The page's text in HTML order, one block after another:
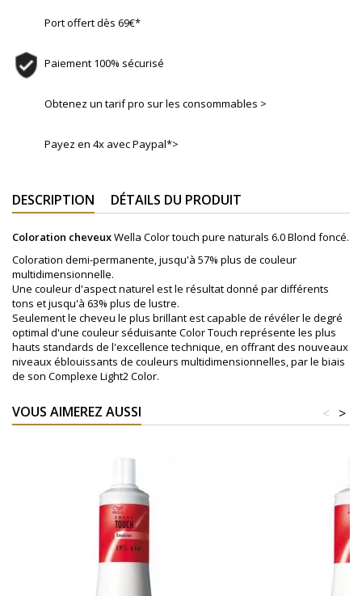
Port offert dès 69€*
Paiement 100% sécurisé
Obtenez un tarif pro sur les consommables >
Payez en 4x avec Paypal*>
DESCRIPTION DÉTAILS DU PRODUIT
Coloration cheveuxWella Color touch pure naturals 6.0 Blond foncé.
Coloration demi-permanente, jusqu'à 57% plus de couleur
multidimensionnelle.
Une couleur d'aspect naturel est le résultat donné par différents
tons et jusqu'à 63% plus de lustre.
Seulement le cheveu le plus brillant est capable de révéler le degré
optimal d'une couleur séduisante Color Touch représente les plus
hauts standards de l'excellence technique, en offrant des nouveaux
niveaux éblouissants de couleurs multidimensionnelles, par le biais
de son Complexe Light2 Color.
VOUS AIMEREZ AUSSI >
<